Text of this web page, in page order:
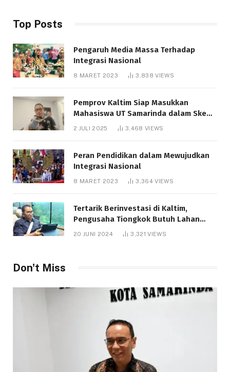
Top Posts
Pengaruh Media Massa Terhadap
Integrasi Nasional
8 MARET 2023 3,838VIEWS
Pemprov Kaltim Siap Masukkan
Mahasiswa UT Samarinda dalam Skema
Bantuan Pendidikan Gratispol
2 JULI 2025 3,468 VIEWS
Peran Pendidikan dalam Mewujudkan
Integrasi Nasional
8 MARET 2023 3,364VIEWS
Tertarik Berinvestasi di Kaltim,
Pengusaha Tiongkok Butuh Lahan
1.000 Hektare
20 JUNI 2024 3,321VIEWS
Don't Miss